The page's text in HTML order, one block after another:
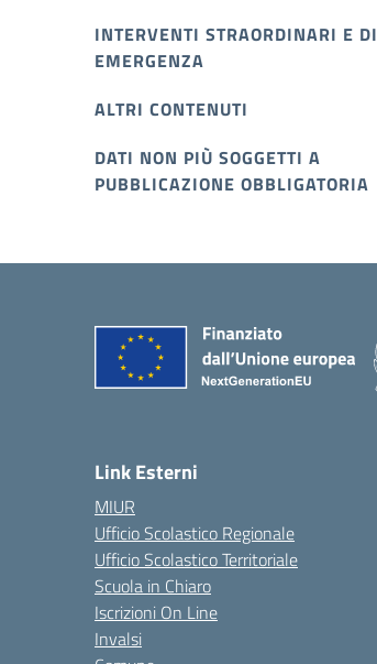
INTERVENTI STRAORDINARI E DI
EMERGENZA
ALTRI CONTENUTI
DATI NON PIÙ SOGGETTI A
PUBBLICAZIONE OBBLIGATORIA
Link Esterni
MIUR
Ufficio Scolastico Regionale
Ufficio Scolastico Territoriale
Scuola in Chiaro
Iscrizioni On Line
Invalsi